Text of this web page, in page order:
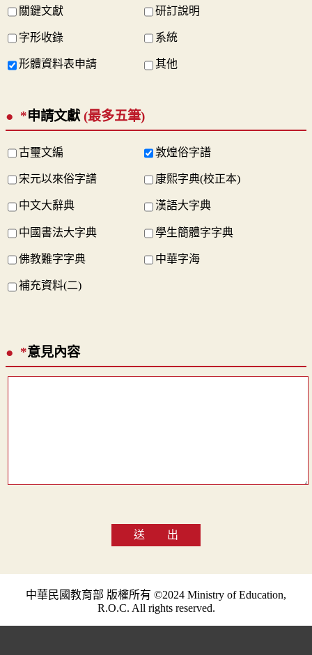
關鍵文獻 研訂說明
字形收錄 系統
形體資料表申請 其他
*申請文獻 (最多五筆)
古璽文編 敦煌俗字譜
宋元以來俗字譜 康熙字典(校正本)
中文大辭典 漢語大字典
中國書法大字典 學生簡體字字典
佛教難字字典 中華字海
補充資料(二)
*意見內容
送 出
中華民國教育部 版權所有 ©2024 Ministry of Education,
R.O.C. All rights reserved.